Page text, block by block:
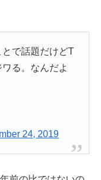
で話題だけどT
る。なんだよ
24, 2019